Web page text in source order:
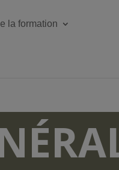
la formation